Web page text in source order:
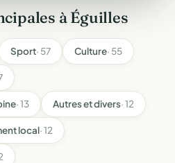
à Éguilles
Sport· 57 Culture· 55
· 13 Autres et divers· 12
local· 12